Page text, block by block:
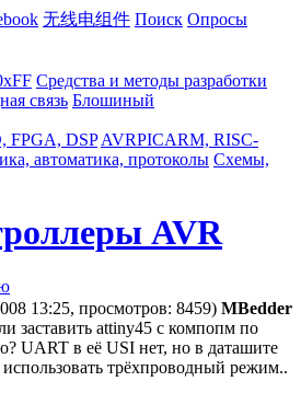
无线电组件 Поиск Опросы
Средства и методы разработки
связь Блошиный
FPGA, DSP AVRPICARM, RISC-
автоматика, протоколы Схемы,
AVR
13:25, просмотров: 8459) MBedder
заставить attiny45 с компопм по
UART в её USI нет, но в даташите
трёхпроводный режим..